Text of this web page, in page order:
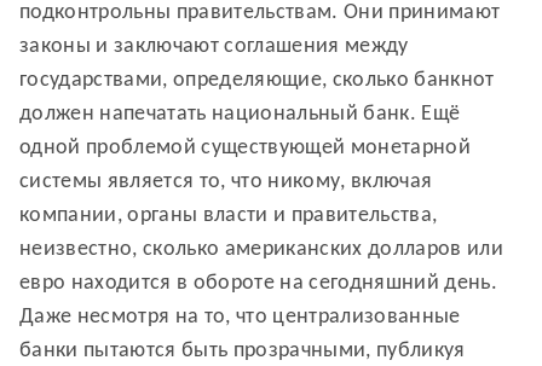
подконтрольны правительствам. Они принимают
законы и заключают соглашения между
государствами, определяющие, сколько банкнот
должен напечатать национальный банк. Ещё
одной проблемой существующей монетарной
системы является то, что никому, включая
компании, органы власти и правительства,
неизвестно, сколько американских долларов или
евро находится в обороте на сегодняшний день.
Даже несмотря на то, что централизованные
банки пытаются быть прозрачными, публикуя